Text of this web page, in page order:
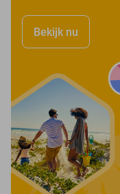
Bekijk nu